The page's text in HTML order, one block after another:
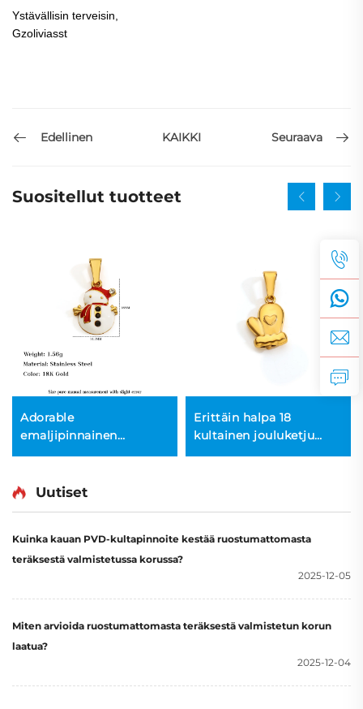
Ystävällisin terveisin,
Gzoliviasst
Edellinen KAIKKI Seuraava
Suositellut tuotteet
Adorable
emaljipinnainen
ruostumaton
joulupukin riipus
erittäin halpa
Erittäin halpa 18
kultainen jouluketju
naisten kaulanauha
Uutiset
Kuinka kauan PVD-kultapinnoite kestää ruostumattomasta
teräksestä valmistetussa korussa?
2025-12-05
Miten arvioida ruostumattomasta teräksestä valmistetun korun
laatua?
2025-12-04